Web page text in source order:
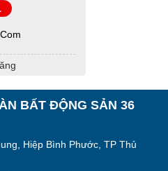
BẤT ĐỘNG SẢN 36
Hiệp Bình Phước, TP Thủ